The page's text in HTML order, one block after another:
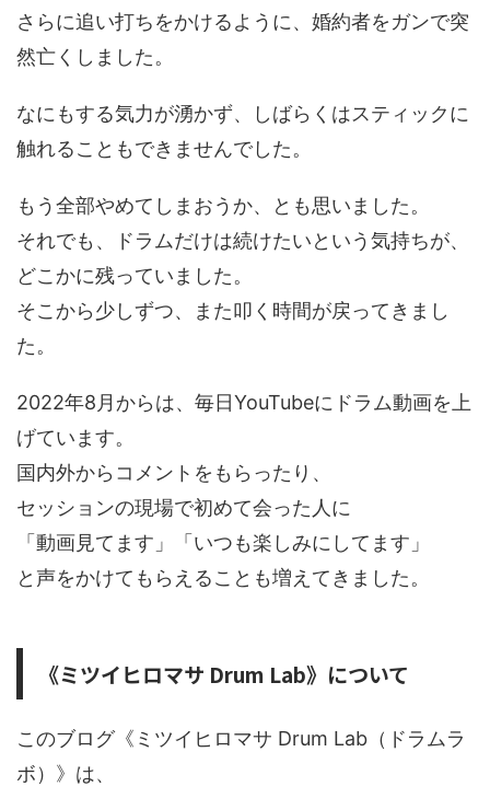
さらに追い打ちをかけるように、婚約者をガンで突
然亡くしました。
なにもする気力が湧かず、しばらくはスティックに
触れることもできませんでした。
もう全部やめてしまおうか、とも思いました。
それでも、ドラムだけは続けたいという気持ちが、
どこかに残っていました。
そこから少しずつ、また叩く時間が戻ってきまし
た。
2022年8月からは、毎日YouTubeにドラム動画を上
げています。
国内外からコメントをもらったり、
セッションの現場で初めて会った人に
「動画見てます」「いつも楽しみにしてます」
と声をかけてもらえることも増えてきました。
《ミツイヒロマサ Drum Lab》について
このブログ《ミツイヒロマサ Drum Lab（ドラムラ
ボ）》は、